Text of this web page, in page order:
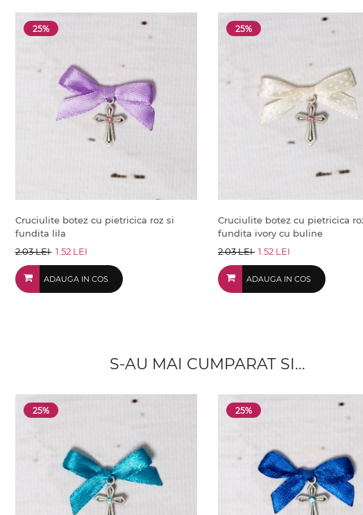
25%
Cruciulite botez cu pietricica roz si
fundita lila
2.03 LEI 1.52 LEI
ADAUGA IN COS
25%
Cruciulite botez cu pietricica
fundita ivory cu buline
2.03 LEI 1.52 LEI
ADAUGA IN COS
S-AU MAI CUMPARAT SI...
25% 25%